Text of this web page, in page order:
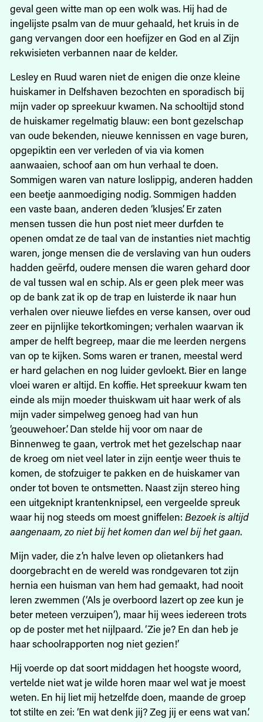
geval geen witte man op een wolk was. Hij had de
ingelijste psalm van de muur gehaald, het kruis in de
gang vervangen door een hoefijzer en God en al Zijn
rekwisieten verbannen naar de kelder.
Lesley en Ruud waren niet de enigen die onze kleine
huiskamer in Delfshaven bezochten en sporadisch bij
mijn vader op spreekuur kwamen. Na schooltijd stond
de huiskamer regelmatig blauw: een bont gezelschap
van oude bekenden, nieuwe kennissen en vage buren,
opgepiktin een ver verleden of via via komen
aanwaaien, schoof aan om hun verhaal te doen.
Sommigen waren van nature loslippig, anderen hadden
een beetje aanmoediging nodig. Sommigen hadden
een vaste baan, anderen deden ‘klusjes’. Er zaten
mensen tussen die hun post niet meer durfden te
openen omdat ze de taal van de instanties niet machtig
waren, jonge mensen die de verslaving van hun ouders
hadden geërfd, oudere mensen die waren gehard door
de val tussen wal en schip. Als er geen plek meer was
op de bank zat ik op de trap en luisterde ik naar hun
verhalen over nieuwe liefdes en verse kansen, over oud
zeer en pijnlijke tekortkomingen; verhalen waarvan ik
amper de helft begreep, maar die me leerden nergens
van op te kijken. Soms waren er tranen, meestal werd
er hard gelachen en nog luider gevloekt. Bier en lange
vloei waren er altijd. En koffie. Het spreekuur kwam ten
einde als mijn moeder thuiskwam uit haar werk of als
mijn vader simpelweg genoeg had van hun
‘geouwehoer’. Dan stelde hij voor om naar de
Binnenweg te gaan, vertrok met het gezelschap naar
de kroeg om niet veel later in zijn eentje weer thuis te
komen, de stofzuiger te pakken en de huiskamer van
onder tot boven te ontsmetten. Naast zijn stereo hing
een uitgeknipt krantenknipsel, een vergeelde spreuk
waar hij nog steeds om moest gniffelen: Bezoek is altijd
aangenaam, zo niet bij het komen dan wel bij het gaan.
Mijn vader, die z’n halve leven op olietankers had
doorgebracht en de wereld was rondgevaren tot zijn
hernia een huisman van hem had gemaakt, had nooit
leren zwemmen (‘Als je overboord lazert op zee kun je
beter meteen verzuipen’), maar hij wees iedereen trots
op de poster met het nijlpaard. ‘Zie je? En dan heb je
haar schoolrapporten nog niet gezien!’
Hij voerde op dat soort middagen het hoogste woord,
vertelde niet wat je wilde horen maar wel wat je moest
weten. En hij liet mij hetzelfde doen, maande de groep
tot stilte en zei: ‘En wat denk jij? Zeg jij er eens wat van.’